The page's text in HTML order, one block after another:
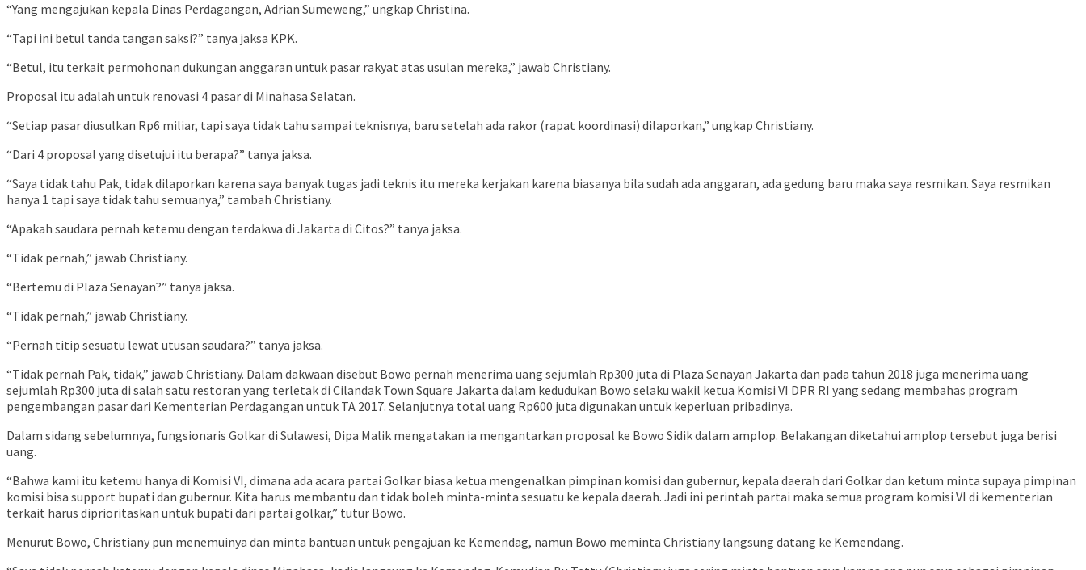
“Yang mengajukan kepala Dinas Perdagangan, Adrian Sumeweng,” ungkap Christina.
“Tapi ini betul tanda tangan saksi?” tanya jaksa KPK.
“Betul, itu terkait permohonan dukungan anggaran untuk pasar rakyat atas usulan mereka,” jawab Christiany.
Proposal itu adalah untuk renovasi 4 pasar di Minahasa Selatan.
“Setiap pasar diusulkan Rp6 miliar, tapi saya tidak tahu sampai teknisnya, baru setelah ada rakor (rapat koordinasi) dilaporkan,” ungkap Christiany.
“Dari 4 proposal yang disetujui itu berapa?” tanya jaksa.
“Saya tidak tahu Pak, tidak dilaporkan karena saya banyak tugas jadi teknis itu mereka kerjakan karena biasanya bila sudah ada anggaran, ada gedung baru maka saya resmikan. Saya resmikan
hanya 1 tapi saya tidak tahu semuanya,” tambah Christiany.
“Apakah saudara pernah ketemu dengan terdakwa di Jakarta di Citos?” tanya jaksa.
“Tidak pernah,” jawab Christiany.
“Bertemu di Plaza Senayan?” tanya jaksa.
“Tidak pernah,” jawab Christiany.
“Pernah titip sesuatu lewat utusan saudara?” tanya jaksa.
“Tidak pernah Pak, tidak,” jawab Christiany. Dalam dakwaan disebut Bowo pernah menerima uang sejumlah Rp300 juta di Plaza Senayan Jakarta dan pada tahun 2018 juga menerima uang
sejumlah Rp300 juta di salah satu restoran yang terletak di Cilandak Town Square Jakarta dalam kedudukan Bowo selaku wakil ketua Komisi VI DPR RI yang sedang membahas program
pengembangan pasar dari Kementerian Perdagangan untuk TA 2017. Selanjutnya total uang Rp600 juta digunakan untuk keperluan pribadinya.
Dalam sidang sebelumnya, fungsionaris Golkar di Sulawesi, Dipa Malik mengatakan ia mengantarkan proposal ke Bowo Sidik dalam amplop. Belakangan diketahui amplop tersebut juga berisi
uang.
“Bahwa kami itu ketemu hanya di Komisi VI, dimana ada acara partai Golkar biasa ketua mengenalkan pimpinan komisi dan gubernur, kepala daerah dari Golkar dan ketum minta supaya pimpinan
komisi bisa support bupati dan gubernur. Kita harus membantu dan tidak boleh minta-minta sesuatu ke kepala daerah. Jadi ini perintah partai maka semua program komisi VI di kementerian
terkait harus diprioritaskan untuk bupati dari partai golkar,” tutur Bowo.
Menurut Bowo, Christiany pun menemuinya dan minta bantuan untuk pengajuan ke Kemendag, namun Bowo meminta Christiany langsung datang ke Kemendang.